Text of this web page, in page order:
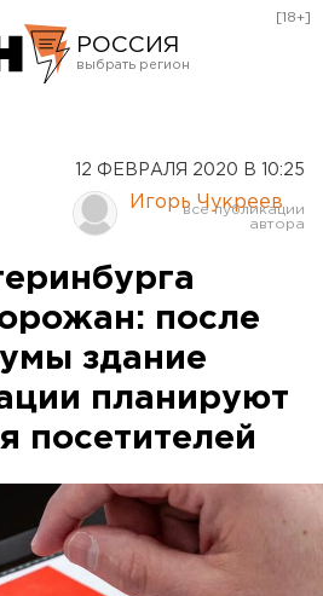
РОССИЯ
Курган
Оренбург
[18+]
12 ФЕВРАЛЯ 2020 В 10:25
Игорь Чукреев
после
здание
планируют
посетителей